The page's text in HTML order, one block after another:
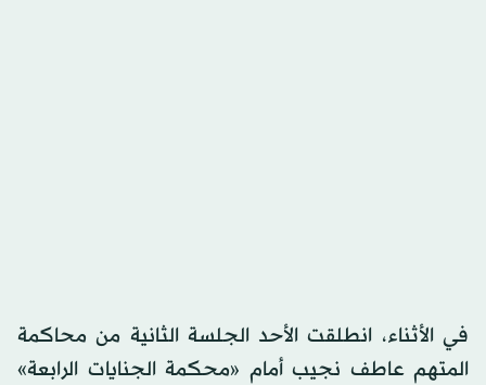
في الأثناء، انطلقت الأحد الجلسة الثانية من محاكمة
المتهم عاطف نجيب أمام «محكمة الجنايات الرابعة»